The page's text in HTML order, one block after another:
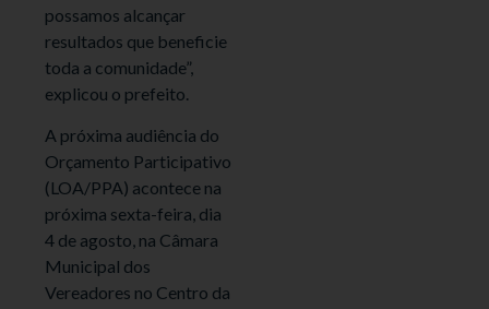
possamos alcançar
resultados que beneficie
toda a comunidade”,
explicou o prefeito.
A próxima audiência do
Orçamento Participativo
(LOA/PPA) acontece na
próxima sexta-feira, dia
4 de agosto, na Câmara
Municipal dos
Vereadores no Centro da